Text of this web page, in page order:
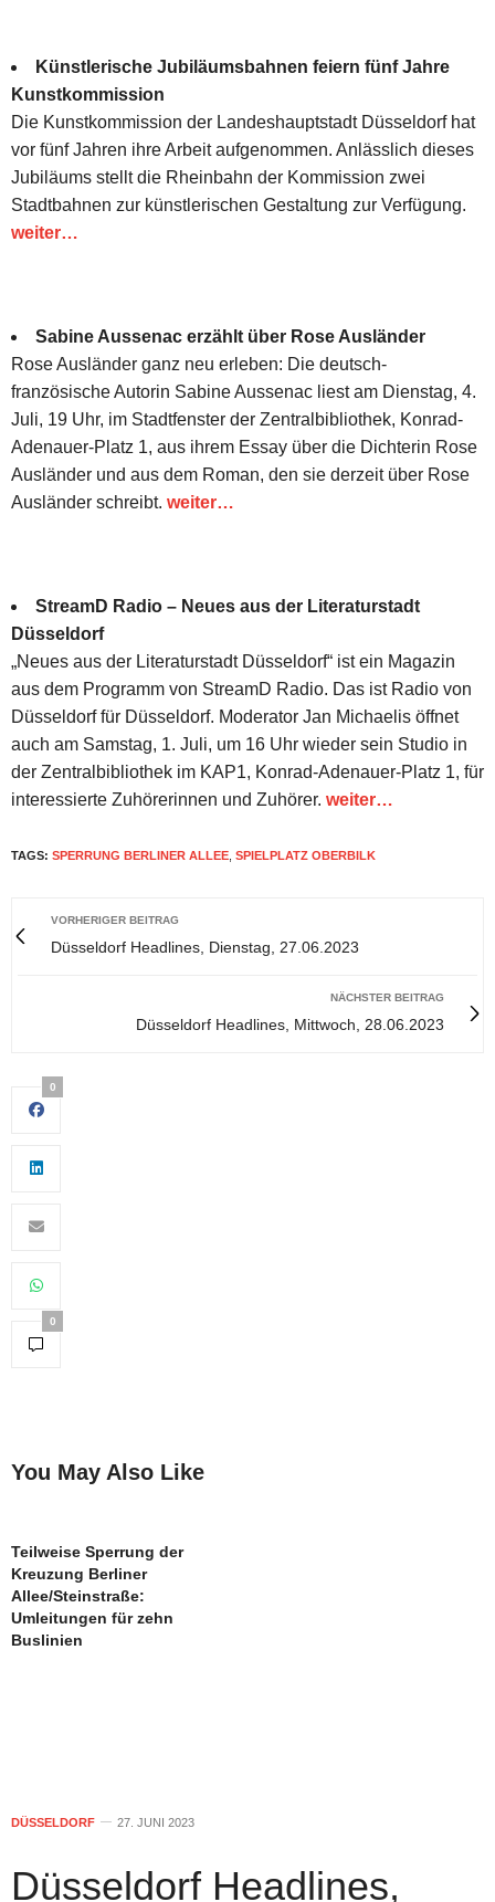
Künstlerische Jubiläumsbahnen feiern fünf Jahre
Kunstkommission
Die Kunstkommission der Landeshauptstadt Düsseldorf hat
vor fünf Jahren ihre Arbeit aufgenommen. Anlässlich dieses
Jubiläums stellt die Rheinbahn der Kommission zwei
Stadtbahnen zur künstlerischen Gestaltung zur Verfügung.
weiter…
Sabine Aussenac erzählt über Rose Ausländer
Rose Ausländer ganz neu erleben: Die deutsch-
französische Autorin Sabine Aussenac liest am Dienstag, 4.
Juli, 19 Uhr, im Stadtfenster der Zentralbibliothek, Konrad-
Adenauer-Platz 1, aus ihrem Essay über die Dichterin Rose
Ausländer und aus dem Roman, den sie derzeit über Rose
Ausländer schreibt. weiter…
StreamD Radio – Neues aus der Literaturstadt
Düsseldorf
„Neues aus der Literaturstadt Düsseldorf“ ist ein Magazin
aus dem Programm von StreamD Radio. Das ist Radio von
Düsseldorf für Düsseldorf. Moderator Jan Michaelis öffnet
auch am Samstag, 1. Juli, um 16 Uhr wieder sein Studio in
der Zentralbibliothek im KAP1, Konrad-Adenauer-Platz 1, für
interessierte Zuhörerinnen und Zuhörer. weiter…
TAGS: SPERRUNG BERLINER ALLEE SPIELPLATZ OBERBILK
VORHERIGER BEITRAG
Düsseldorf Headlines, Dienstag, 27.06.2023
NÄCHSTER BEITRAG
Düsseldorf Headlines, Mittwoch, 28.06.2023
0
0
You May Also Like
Teilweise Sperrung der
Kreuzung Berliner
Allee/Steinstraße:
Umleitungen für zehn
Buslinien
DÜSSELDORF 27. JUNI 2023
Düsseldorf Headlines,